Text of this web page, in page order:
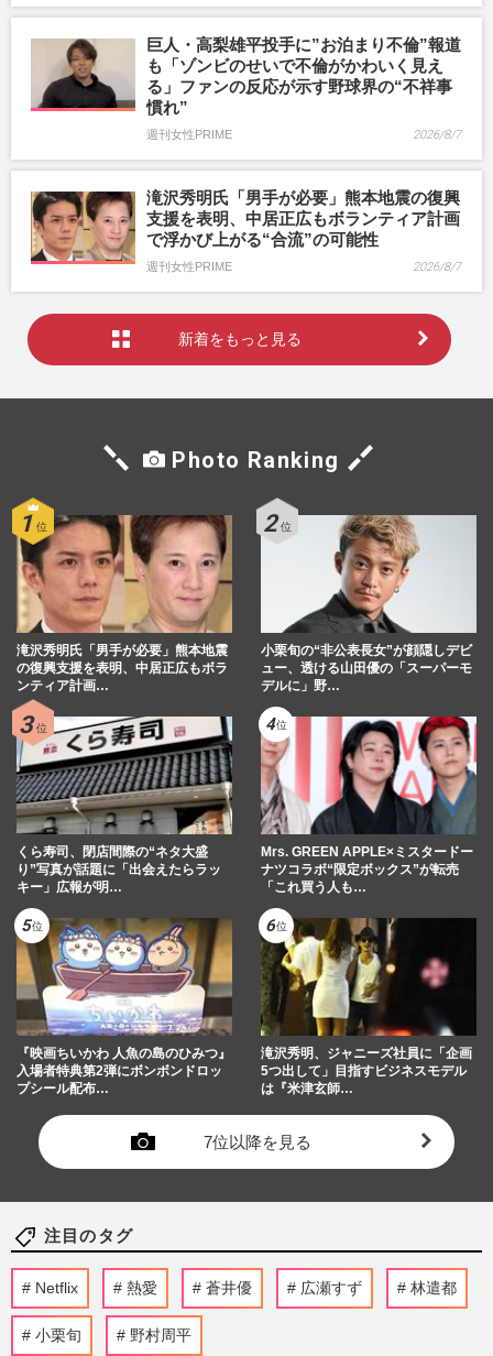
巨人・高梨雄平投手に”お泊まり不倫”報道
も「ゾンビのせいで不倫がかわいく見え
る」ファンの反応が示す野球界の“不祥事
慣れ”
週刊女性PRIME 2026/8/7
滝沢秀明氏「男手が必要」熊本地震の復興
支援を表明、中居正広もボランティア計画
で浮かび上がる“合流”の可能性
週刊女性PRIME 2026/8/7
新着をもっと見る
Photo Ranking
滝沢秀明氏「男手が必要」熊本地震
の復興支援を表明、中居正広もボラ
ンティア計画…
小栗旬の“非公表長女”が顔隠しデビ
ュー、透ける山田優の「スーパーモ
デルに」野…
くら寿司、閉店間際の“ネタ大盛
り”写真が話題に「出会えたらラッ
キー」広報が明…
Mrs. GREEN APPLE×ミスタードー
ナツコラボ“限定ボックス”が転売
「これ買う人も…
『映画ちいかわ 人魚の島のひみつ』
入場者特典第2弾にボンボンドロッ
プシール配布…
滝沢秀明、ジャニーズ社員に「企画
5つ出して」目指すビジネスモデル
は『米津玄師…
7位以降を見る
注目のタグ
Netflix 熱愛 蒼井優 広瀬すず 林遣都
小栗旬 野村周平